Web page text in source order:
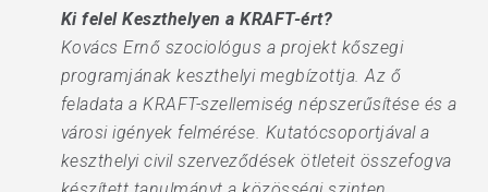
Ki felel Keszthelyen a KRAFT-ért?
Kovács Ernő szociológus a projekt kőszegi
programjának keszthelyi megbízottja. Az ő
feladata a KRAFT-szellemiség népszerűsítése és a
városi igények felmérése. Kutatócsoportjával a
keszthelyi civil szerveződések ötleteit összefogva